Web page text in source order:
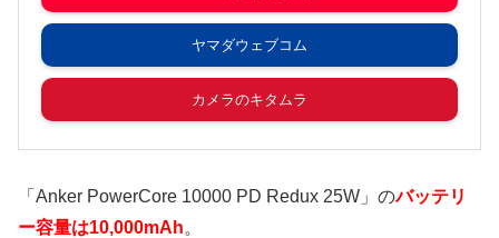
ヤマダウェブコム
カメラのキタムラ
「Anker PowerCore 10000 PD Redux 25W」のバッテリ
ー容量は10,000mAh。